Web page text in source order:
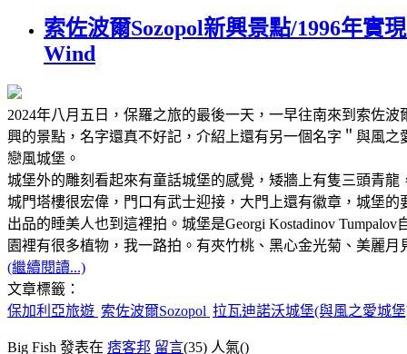
索佐波爾Sozopol新興景點/1996年實
Wind
2024年八月五日，保羅之旅的最後一天，一早往南來到索佐波
興的景點，名字還真不好記，介紹上還有另一個名字＂與風
戀風城堡。
城堡外的雕刻看起來有童話城堡的感覺，矮牆上有隻三頭青龍
城門塔樓很宏偉，門口有武士迎接，大門上還有徽章，城堡
出品的睡美人也到這裡拍。城堡是Georgi Kostadinov
園裡有很多植物，我一路拍。有夾竹桃、黑心金光菊、美麗
(繼續閱讀...)
文章標籤：
保加利亞旅遊 索佐波爾Sozopol 拉瓦迪諾沃城堡(與風之愛城堡
Big Fish 發表在 痞客邦 留言(35) 人氣()